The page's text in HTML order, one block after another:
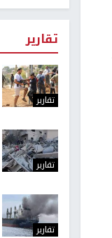
تقارير
تقارير
تقارير
تقارير